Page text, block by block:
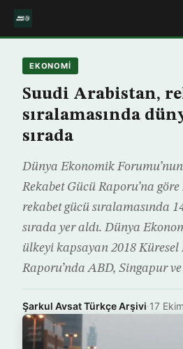
EKONOMİ
Suudi Arabistan,
sıralamasında
sırada
Dünya Ekonomik Forumu’nun
Rekabet Gücü Raporu’na
rekabet gücü sıralamasında
sırada yer aldı. Dünya
ülkeyi kapsayan 2018 Küresel
Raporu’nda ABD, Singapur
Şarkul Avsat Türkçe Arşivi·17